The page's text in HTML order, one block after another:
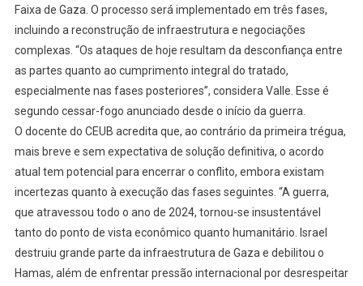
Faixa de Gaza. O processo será implementado em três fases,
incluindo a reconstrução de infraestrutura e negociações
complexas. “Os ataques de hoje resultam da desconfiança entre
as partes quanto ao cumprimento integral do tratado,
especialmente nas fases posteriores”, considera Valle. Esse é
segundo cessar-fogo anunciado desde o início da guerra.
O docente do CEUB acredita que, ao contrário da primeira trégua,
mais breve e sem expectativa de solução definitiva, o acordo
atual tem potencial para encerrar o conflito, embora existam
incertezas quanto à execução das fases seguintes. “A guerra,
que atravessou todo o ano de 2024, tornou-se insustentável
tanto do ponto de vista econômico quanto humanitário. Israel
destruiu grande parte da infraestrutura de Gaza e debilitou o
Hamas, além de enfrentar pressão internacional por desrespeitar